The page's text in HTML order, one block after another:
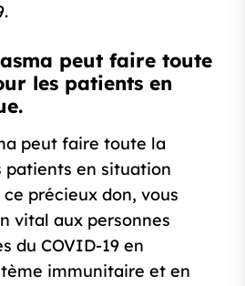
peut faire toute
les patients en
peut faire toute la
en situation
précieux don, vous
vital aux personnes
du COVID-19 en
immunitaire et en